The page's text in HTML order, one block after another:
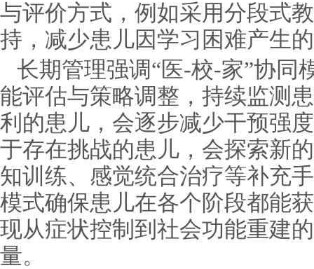
与评价方式，例如采用分段式
持，减少患儿因学习困难产生
长期管理强调“医-校-家”协同
能评估与策略调整，持续监测
利的患儿，会逐步减少干预强
于存在挑战的患儿，会探索新
知训练、感觉统合治疗等补充
模式确保患儿在各个阶段都能
现从症状控制到社会功能重建
量。